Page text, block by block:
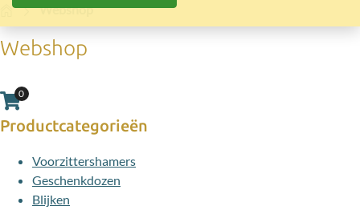
HomeWebshop
Webshop
Aantal artikelen in winkelwagen:
0
Productcategorieën
Voorzittershamers
Geschenkdozen
Blijken